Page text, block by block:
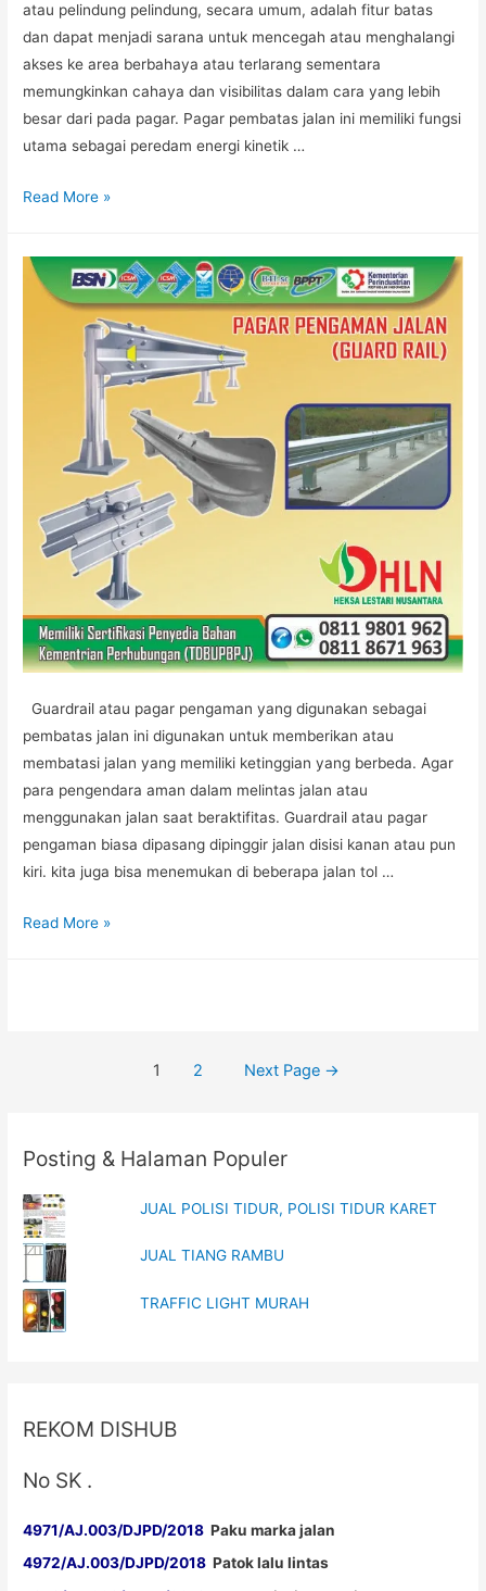
atau pelindung pelindung, secara umum, adalah fitur batas
dan dapat menjadi sarana untuk mencegah atau menghalangi
akses ke area berbahaya atau terlarang sementara
memungkinkan cahaya dan visibilitas dalam cara yang lebih
besar dari pada pagar. Pagar pembatas jalan ini memiliki fungsi
utama sebagai peredam energi kinetik …
GUARDRAIL
Read More »
Guardrail atau pagar pengaman yang digunakan sebagai
pembatas jalan ini digunakan untuk memberikan atau
membatasi jalan yang memiliki ketinggian yang berbeda. Agar
para pengendara aman dalam melintas jalan atau
menggunakan jalan saat beraktifitas. Guardrail atau pagar
pengaman biasa dipasang dipinggir jalan disisi kanan atau pun
kiri. kita juga bisa menemukan di beberapa jalan tol …
GUARDRAIL
Read More »
1 2 Next Page →
Posting & Halaman Populer
JUAL POLISI TIDUR, POLISI TIDUR KARET
JUAL TIANG RAMBU
TRAFFIC LIGHT MURAH
REKOM DISHUB
No SK .
4971/AJ.003/DJPD/2018 Paku marka jalan
4972/AJ.003/DJPD/2018 Patok lalu lintas